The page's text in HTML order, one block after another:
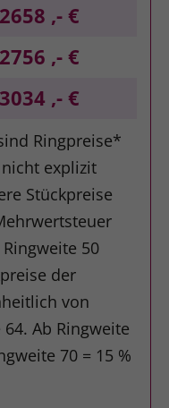
2658 ,- €
2756 ,- €
3034 ,- €
Ringpreise*
explizit
Stückpreise
50
der
von
Ab Ringweite
70 = 15 %